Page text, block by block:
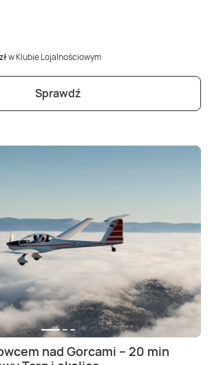
w Klubie Lojalnościowym
Sprawdź
nad Gorcami – 20 min